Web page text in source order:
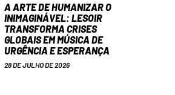
A ARTE DE HUMANIZAR O
INIMAGINÁVEL: LESOIR
TRANSFORMA CRISES
GLOBAIS EM MÚSICA DE
URGÊNCIA E ESPERANÇA
28 DE JULHO DE 2026